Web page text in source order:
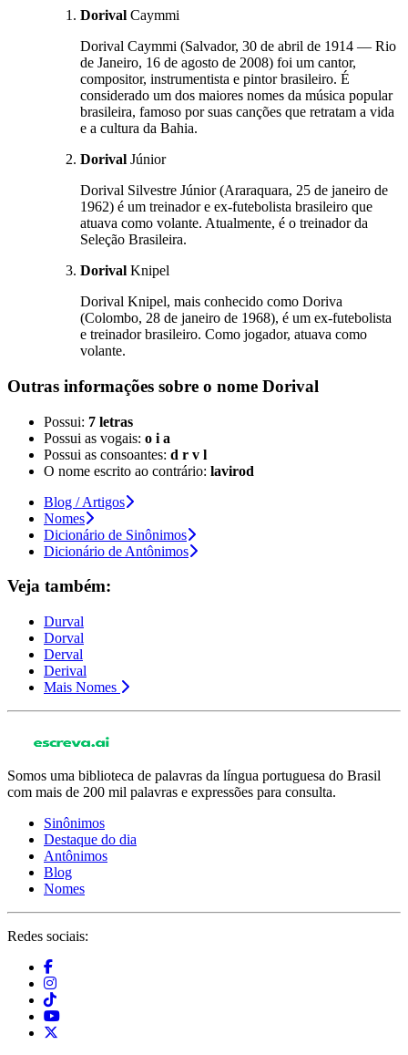
Dorival Caymmi
Dorival Caymmi (Salvador, 30 de abril de 1914 — Rio
de Janeiro, 16 de agosto de 2008) foi um cantor,
compositor, instrumentista e pintor brasileiro. É
considerado um dos maiores nomes da música popular
brasileira, famoso por suas canções que retratam a vida
e a cultura da Bahia.
Dorival Júnior
Dorival Silvestre Júnior (Araraquara, 25 de janeiro de
1962) é um treinador e ex-futebolista brasileiro que
atuava como volante. Atualmente, é o treinador da
Seleção Brasileira.
Dorival Knipel
Dorival Knipel, mais conhecido como Doriva
(Colombo, 28 de janeiro de 1968), é um ex-futebolista
e treinador brasileiro. Como jogador, atuava como
volante.
Outras informações sobre o nome Dorival
Possui: 7 letras
Possui as vogais: o i a
Possui as consoantes: d r v l
O nome escrito ao contrário: lavirod
Blog / Artigos
Nomes
Dicionário de Sinônimos
Dicionário de Antônimos
Veja também:
Durval
Dorval
Derval
Derival
Mais Nomes
Somos uma biblioteca de palavras da língua portuguesa do Brasil
com mais de 200 mil palavras e expressões para consulta.
Sinônimos
Destaque do dia
Antônimos
Blog
Nomes
Redes sociais: